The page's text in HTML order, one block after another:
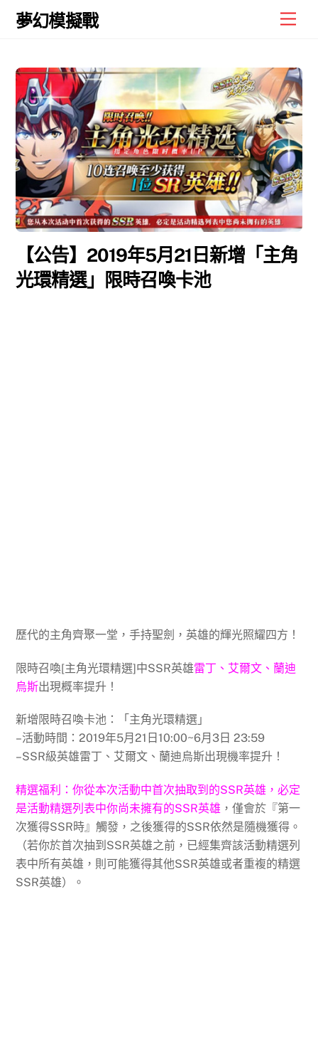
Skip
夢幻模擬戰
【公告】2019年5月21日新增「主角
光環精選」限時召喚卡池
歷代的主角齊聚一堂，手持聖劍，英雄的輝光照耀四方！
限時召喚[主角光環精選]中SSR英雄雷丁、艾爾文、蘭迪
烏斯出現概率提升！
新增限時召喚卡池：「主角光環精選」
–活動時間：2019年5月21日10:00~6月3日 23:59
–SSR級英雄雷丁、艾爾文、蘭迪烏斯出現機率提升！
精選福利：你從本次活動中首次抽取到的SSR英雄，必定
是活動精選列表中你尚未擁有的SSR英雄 ，僅會於『第一
次獲得SSR時』觸發，之後獲得的SSR依然是隨機獲得。
（若你於首次抽到SSR英雄之前，已經集齊該活動精選列
表中所有英雄，則可能獲得其他SSR英雄或者重複的精選
SSR英雄）。